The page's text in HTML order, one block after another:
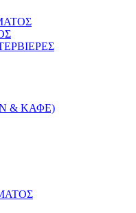
& ΚΑΦΕ)